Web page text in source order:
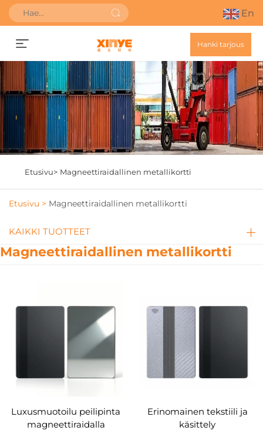
En
Hanki tarjous
Etusivu> Magneettiraidallinen metallikortti
Etusivu > Magneettiraidallinen metallikortti
KAIKKI TUOTTEET
Magneettiraidallinen metallikortti
Luxusmuotoilu peilipinta
magneettiraidalla
Erinomainen tekstiili ja
käsittely